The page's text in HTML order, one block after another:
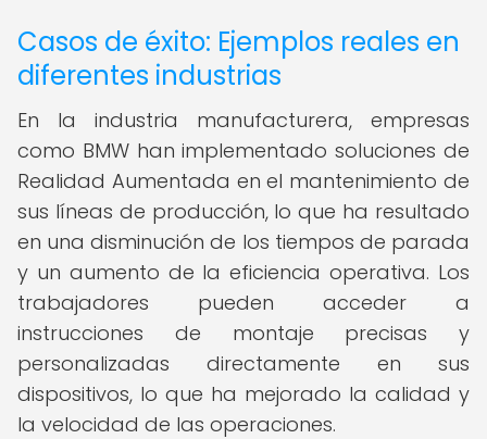
Casos de éxito: Ejemplos reales en
diferentes industrias
En la industria manufacturera, empresas
como BMW han implementado soluciones de
Realidad Aumentada en el mantenimiento de
sus líneas de producción, lo que ha resultado
en una disminución de los tiempos de parada
y un aumento de la eficiencia operativa. Los
trabajadores pueden acceder a
instrucciones de montaje precisas y
personalizadas directamente en sus
dispositivos, lo que ha mejorado la calidad y
la velocidad de las operaciones.